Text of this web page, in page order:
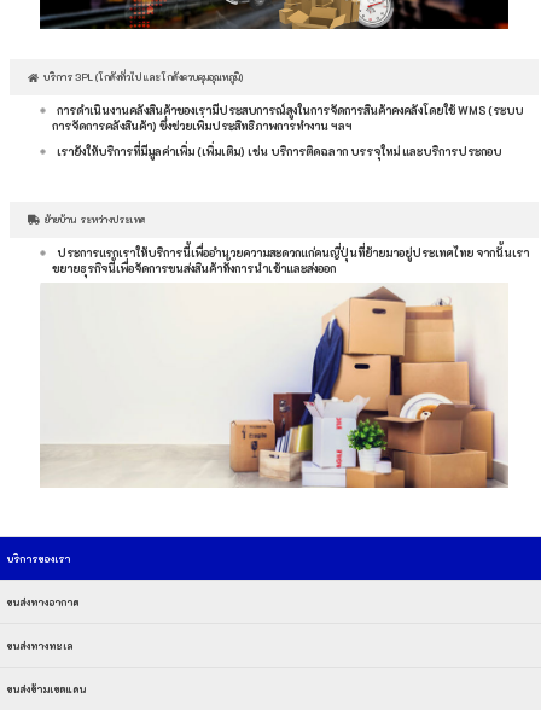
บริการ 3PL (โกดังทั่วไป และโกดังควบคุมอุณหภูมิ)
การดำเนินงานคลังสินค้าของเรามีประสบการณ์สูงในการจัดการสินค้าคงคลังโดยใช้ WMS (ระบบ
การจัดการคลังสินค้า) ซึ่งช่วยเพิ่มประสิทธิภาพการทำงาน ฯลฯ
เรายังให้บริการที่มีมูลค่าเพิ่ม (เพิ่มเติม) เช่น บริการติดฉลาก บรรจุใหม่ และบริการประกอบ
ย้ายบ้าน ระหว่างประเทศ
ประการแรกเราให้บริการนี้เพื่ออำนวยความสะดวกแก่คนญี่ปุ่นที่ย้ายมาอยู่ประเทศไทย จากนั้นเรา
ขยายธุรกิจนี้เพื่อจัดการขนส่งสินค้าทั้งการนำเข้าและส่งออก
บริการของเรา
ขนส่งทางอากาศ
ขนส่งทางทะเล
ขนส่งข้ามเขตแดน